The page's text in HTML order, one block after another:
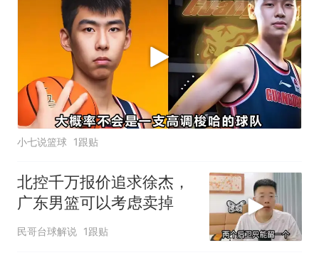
小七说篮球 1跟贴
北控千万报价追求徐杰，
广东男篮可以考虑卖掉
民哥台球解说 1跟贴